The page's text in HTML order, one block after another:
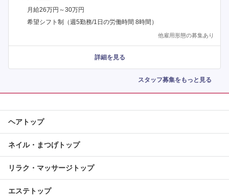
月給26万円～30万円
希望シフト制（週5勤務/1日の労働時間 8時間）
他雇用形態の募集あり
詳細を見る
スタッフ募集をもっと見る
ヘアトップ
ネイル・まつげトップ
リラク・マッサージトップ
エステトップ